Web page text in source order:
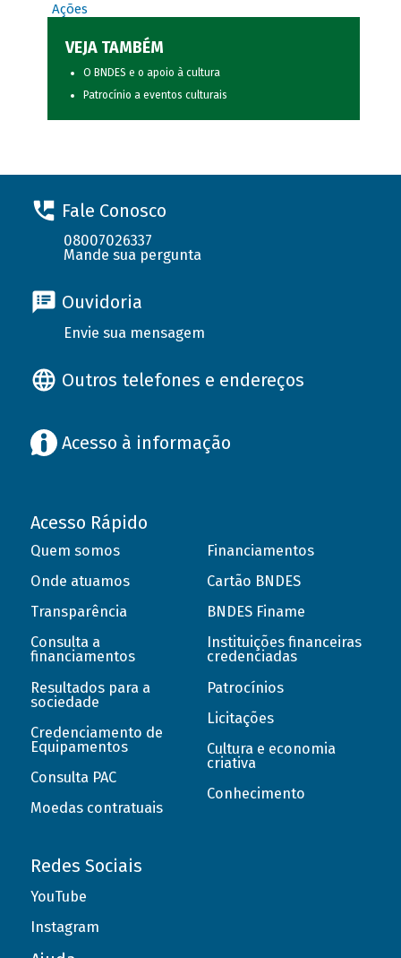
Ações
VEJA TAMBÉM
O BNDES e o apoio à cultura
Patrocínio a eventos culturais
Fale Conosco
08007026337
Mande sua pergunta
Ouvidoria
Envie sua mensagem
Outros telefones e endereços
Acesso à informação
Acesso Rápido
Quem somos
Onde atuamos
Transparência
Consulta a
financiamentos
Resultados para a
sociedade
Credenciamento de
Equipamentos
Consulta PAC
Moedas contratuais
Financiamentos
Cartão BNDES
BNDES Finame
Instituições financeiras
credenciadas
Patrocínios
Licitações
Cultura e economia
criativa
Conhecimento
Redes Sociais
YouTube
Instagram